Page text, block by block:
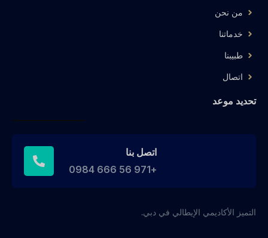
من نحن
خدماتنا
طبيبنا
اتصال
تحديد موعد
اتصل بنا
+971 56 666 0984
التميز الأكاديمي الإيطالي في دبي.